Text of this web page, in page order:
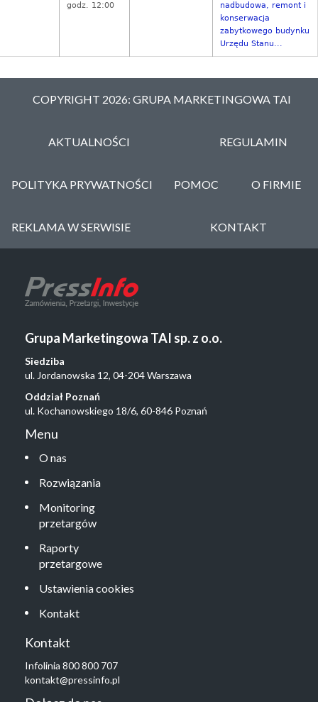
godz. 12:00
nadbudowa, remont i
konserwacja
zabytkowego budynku
Urzędu Stanu...
COPYRIGHT 2026: GRUPA MARKETINGOWA TAI
AKTUALNOŚCI REGULAMIN
POLITYKA PRYWATNOŚCI POMOC O FIRMIE
REKLAMA W SERWISIE KONTAKT
Grupa Marketingowa TAI sp. z o.o.
Siedziba
ul. Jordanowska 12, 04-204 Warszawa
Oddział Poznań
ul. Kochanowskiego 18/6, 60-846 Poznań
Menu
O nas
Rozwiązania
Monitoring
przetargów
Raporty
przetargowe
Ustawienia cookies
Kontakt
Kontakt
Infolinia 800 800 707
kontakt@pressinfo.pl